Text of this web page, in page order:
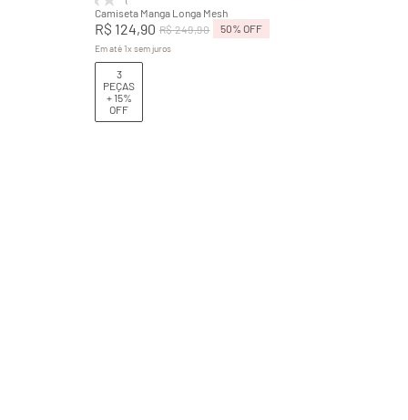
Camiseta Manga Longa Mesh
R$ 124,90 R$249,90 50% OFF
Em até 1xsem juros
3
PEÇAS
+ 15%
OFF